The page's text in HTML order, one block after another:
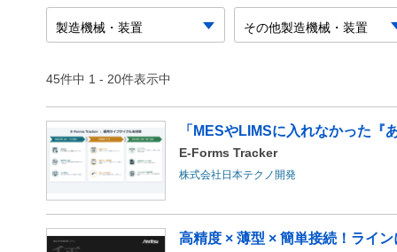
45件中 1 - 20件表示中
「MESやLIMSに入れなかった『
E-Forms Tracker
株式会社日本テクノ開発
高精度 × 薄型 × 簡単接続！ライ